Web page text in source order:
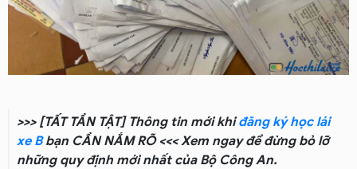
>>> [TẤT TẦN TẬT] Thông tin mới khiđăng ký học lái
xe Bbạn CẦN NẮM RÕ <<< Xem ngay để đừng bỏ lỡ
những quy định mới nhất của Bộ Công An.